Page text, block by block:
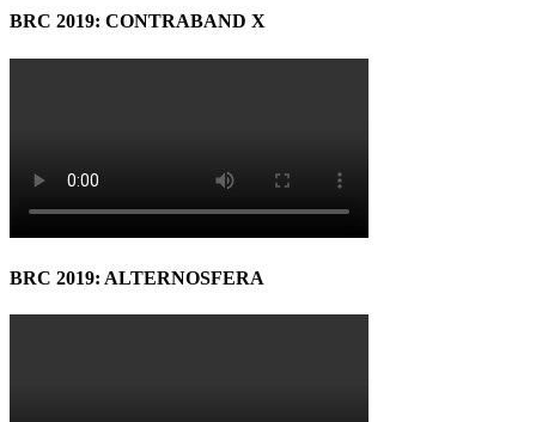
BRC 2019: CONTRABAND X
BRC 2019: ALTERNOSFERA